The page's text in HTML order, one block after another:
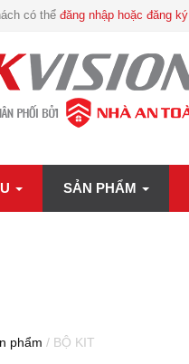
có thể đăng nhập hoặc đăng ký
SẢN PHẨM
phẩm / BỘ KIT